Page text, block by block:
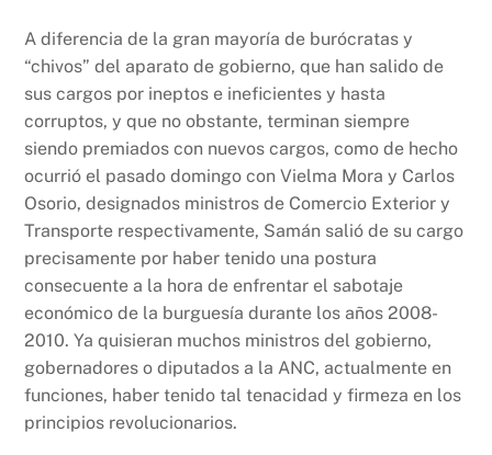
A diferencia de la gran mayoría de burócratas y
“chivos” del aparato de gobierno, que han salido de
sus cargos por ineptos e ineficientes y hasta
corruptos, y que no obstante, terminan siempre
siendo premiados con nuevos cargos, como de hecho
ocurrió el pasado domingo con Vielma Mora y Carlos
Osorio, designados ministros de Comercio Exterior y
Transporte respectivamente, Samán salió de su cargo
precisamente por haber tenido una postura
consecuente a la hora de enfrentar el sabotaje
económico de la burguesía durante los años 2008-
2010. Ya quisieran muchos ministros del gobierno,
gobernadores o diputados a la ANC, actualmente en
funciones, haber tenido tal tenacidad y firmeza en los
principios revolucionarios.